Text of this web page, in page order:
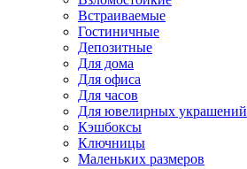
Встраиваемые
Гостиничные
Депозитные
Для дома
Для офиса
Для часов
Для ювелирных украшений
Кэшбоксы
Ключницы
Маленьких размеров